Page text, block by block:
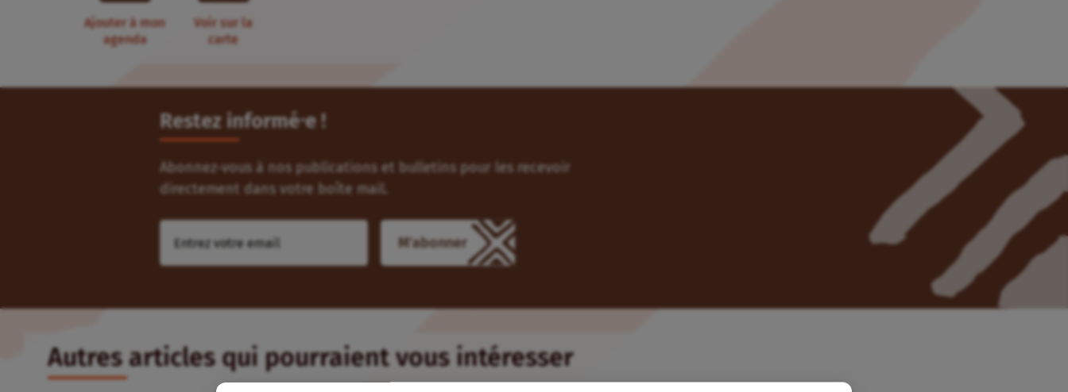
Ajouter à mon
agenda
Voir sur la
carte
Restez informé⸱e !
Abonnez-vous à nos publications et bulletins pour les recevoir
directement dans votre boîte mail.
Autres articles qui pourraient vous intéresser